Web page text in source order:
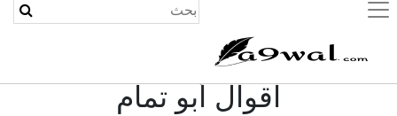
(current)
اقوال أبو تمام